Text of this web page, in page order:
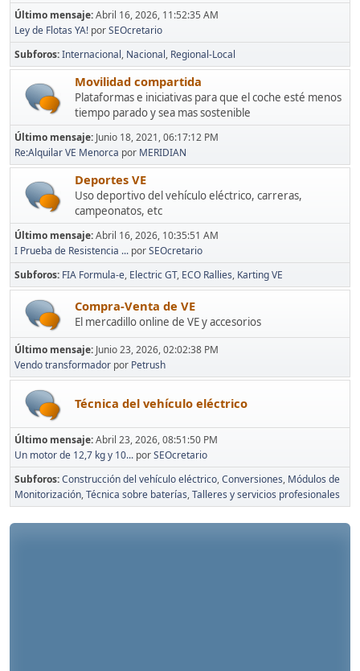
Último mensaje:Abril 16, 2026, 11:52:35 AM
Ley de Flotas YA! porSEOcretario
Subforos Internacional Nacional Regional-Local
Movilidad compartida
Plataformas e iniciativas para que el coche esté menos
tiempo parado y sea mas sostenible
Último mensaje: Junio 18, 2021, 06:17:12 PM
Re:Alquilar VE Menorca por MERIDIAN
Deportes VE
Uso deportivo del vehículo eléctrico, carreras,
campeonatos, etc
Último mensaje:Abril 16, 2026, 10:35:51 AM
I Prueba de Resistencia ... porSEOcretario
Subforos FIA Formula-e Electric GT ECO Rallies Karting VE
Compra-Venta de VE
El mercadillo online de VE y accesorios
Último mensaje: Junio 23, 2026, 02:02:38 PM
Vendo transformador por Petrush
Técnica del vehículo eléctrico
Último mensaje:Abril 23, 2026, 08:51:50 PM
Un motor de 12,7 kg y 10... porSEOcretario
Subforos Construcción del vehículo eléctrico Conversiones Módulos de
Monitorización Técnica sobre baterías Talleres y servicios profesionales